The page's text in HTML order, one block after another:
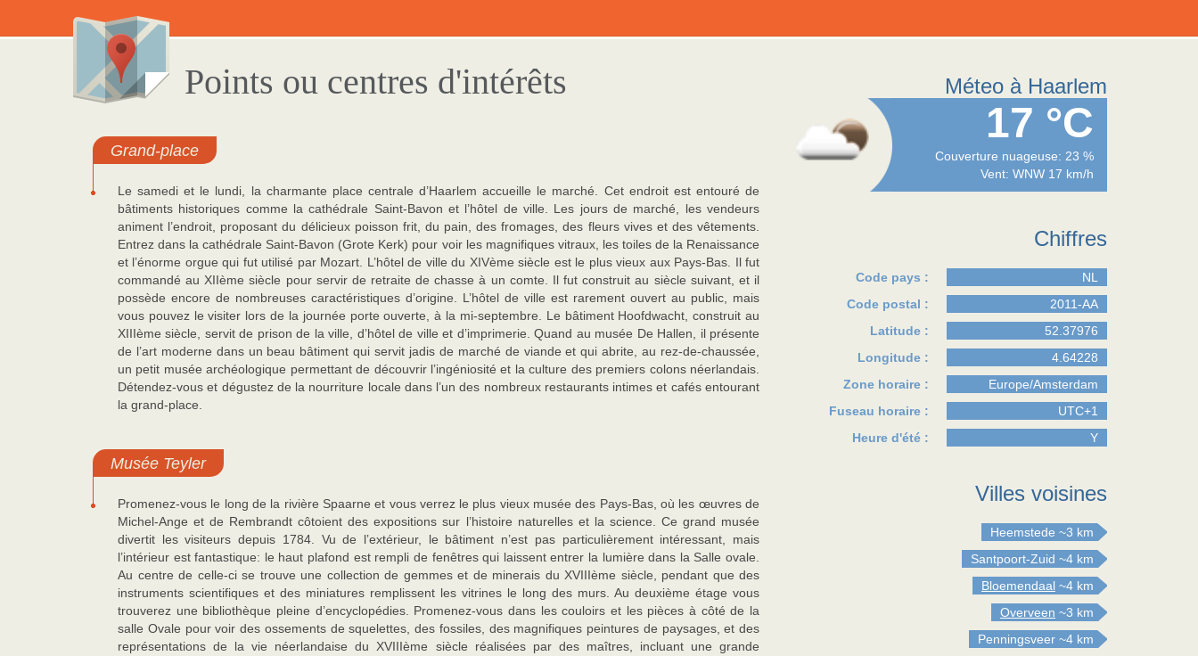
Points ou centres d'intérêts
Grand-place
Le samedi et le lundi, la charmante place centrale d’Haarlem accueille le marché. Cet endroit est entouré de
bâtiments historiques comme la cathédrale Saint-Bavon et l’hôtel de ville. Les jours de marché, les vendeurs
animent l’endroit, proposant du délicieux poisson frit, du pain, des fromages, des fleurs vives et des vêtements.
Entrez dans la cathédrale Saint-Bavon (Grote Kerk) pour voir les magnifiques vitraux, les toiles de la Renaissance
et l’énorme orgue qui fut utilisé par Mozart. L’hôtel de ville du XIVème siècle est le plus vieux aux Pays-Bas. Il fut
commandé au XIIème siècle pour servir de retraite de chasse à un comte. Il fut construit au siècle suivant, et il
possède encore de nombreuses caractéristiques d’origine. L’hôtel de ville est rarement ouvert au public, mais
vous pouvez le visiter lors de la journée porte ouverte, à la mi-septembre. Le bâtiment Hoofdwacht, construit au
XIIIème siècle, servit de prison de la ville, d’hôtel de ville et d’imprimerie. Quand au musée De Hallen, il présente
de l’art moderne dans un beau bâtiment qui servit jadis de marché de viande et qui abrite, au rez-de-chaussée,
un petit musée archéologique permettant de découvrir l’ingéniosité et la culture des premiers colons néerlandais.
Détendez-vous et dégustez de la nourriture locale dans l’un des nombreux restaurants intimes et cafés entourant
la grand-place.
Musée Teyler
Promenez-vous le long de la rivière Spaarne et vous verrez le plus vieux musée des Pays-Bas, où les œuvres de
Michel-Ange et de Rembrandt côtoient des expositions sur l’histoire naturelles et la science. Ce grand musée
divertit les visiteurs depuis 1784. Vu de l’extérieur, le bâtiment n’est pas particulièrement intéressant, mais
l’intérieur est fantastique: le haut plafond est rempli de fenêtres qui laissent entrer la lumière dans la Salle ovale.
Au centre de celle-ci se trouve une collection de gemmes et de minerais du XVIIIème siècle, pendant que des
instruments scientifiques et des miniatures remplissent les vitrines le long des murs. Au deuxième étage vous
trouverez une bibliothèque pleine d’encyclopédies. Promenez-vous dans les couloirs et les pièces à côté de la
salle Ovale pour voir des ossements de squelettes, des fossiles, des magnifiques peintures de paysages, et des
représentations de la vie néerlandaise du XVIIIème siècle réalisées par des maîtres, incluant une grande
Méteo à Haarlem
17 °C
Couverture nuageuse: 23 %
Vent: WNW 17 km/h
Chiffres
Code pays :
NL
Code postal :
2011-AA
Latitude :
52.37976
Longitude :
4.64228
Zone horaire :
Europe/Amsterdam
Fuseau horaire :
UTC+1
Heure d'été :
Y
Villes voisines
Heemstede ~3 km
Santpoort-Zuid ~4 km
Bloemendaal ~4 km
Overveen ~3 km
Penningsveer ~4 km